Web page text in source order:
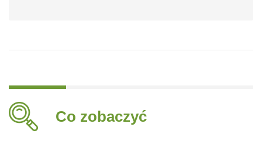
Co zobaczyć